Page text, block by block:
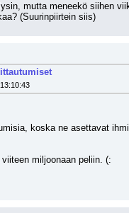
mutta meneekö siihen
(Suurinpiirtein siis)
koska ne asettavat
miljoonaan peliin. (: